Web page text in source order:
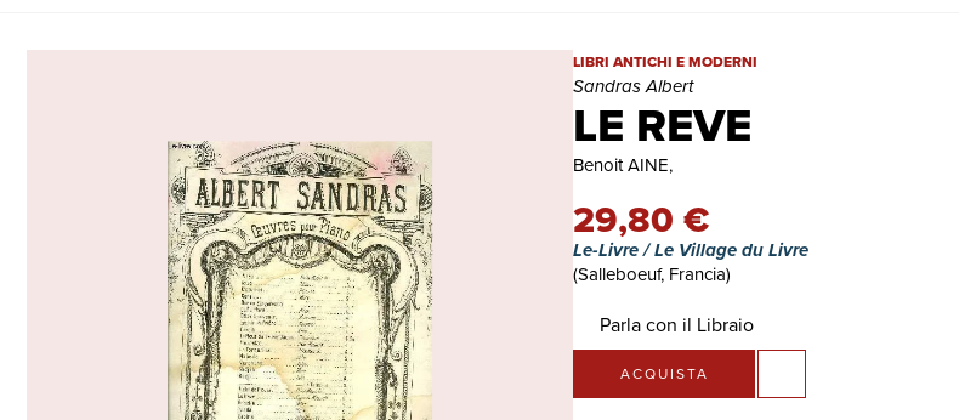
LE REVE
LE REVE | Libri antichi e moderni | Sandras Albert
LIBRI ANTICHI E MODERNI
Sandras Albert
Benoit AINE,
29,80 €
Le-Livre / Le Village du Livre
(Salleboeuf, Francia)
Parla con il Libraio
ACQUISTA